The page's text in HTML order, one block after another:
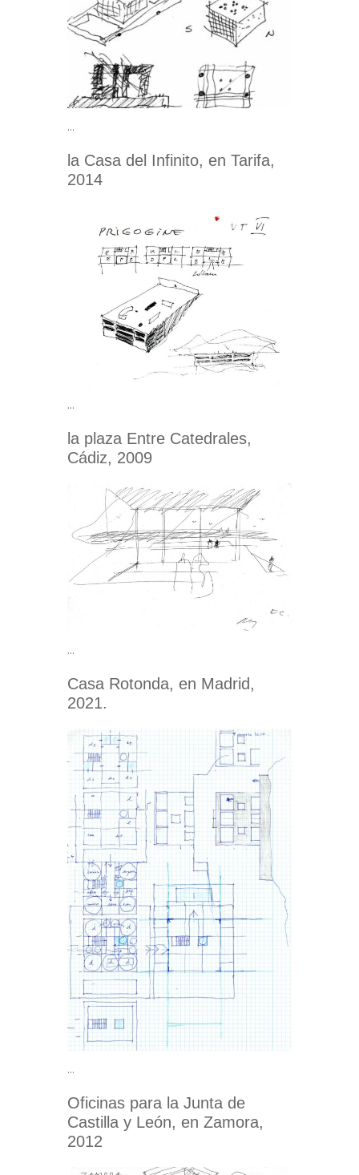
…
la Casa del Infinito, en Tarifa,
2014
…
la plaza Entre Catedrales,
Cádiz, 2009
…
Casa Rotonda, en Madrid,
2021.
…
Oficinas para la Junta de
Castilla y León, en Zamora,
2012